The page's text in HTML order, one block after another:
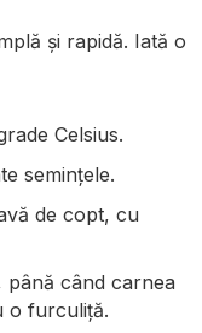
și rapidă. Iată o
Celsius.
semințele.
de copt, cu
când carnea
o furculiță.